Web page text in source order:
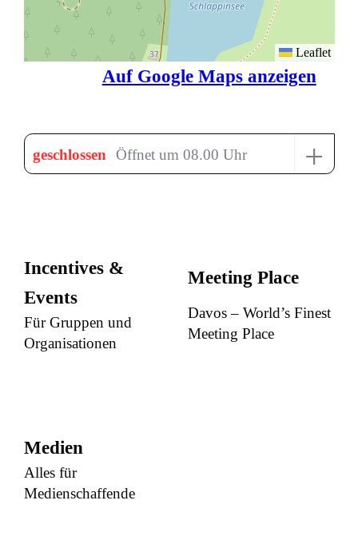
Leaflet
Auf Google Maps anzeigen
geschlossen Öffnet um 08.00 Uhr +
Incentives &
Events
Für Gruppen und
Organisationen
Meeting Place
Davos – World’s Finest
Meeting Place
Medien
Alles für
Medienschaffende